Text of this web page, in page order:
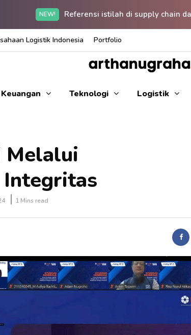
NEW! Referensi istilah di supply chain
Logistik Indonesia Portfolio
Keuangan Teknologi Logistik
Melalui
Integritas
1 Mins read